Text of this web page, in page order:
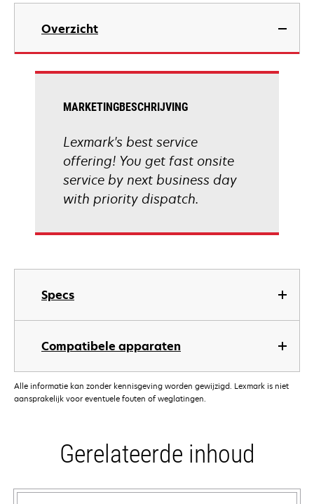
Overzicht
Specs
Compatibele apparaten
MARKETINGBESCHRIJVING
Lexmark's best service
offering! You get fast onsite
service by next business day
with priority dispatch.
Alle informatie kan zonder kennisgeving worden gewijzigd. Lexmark is niet
aansprakelijk voor eventuele fouten of weglatingen.
Gerelateerde inhoud